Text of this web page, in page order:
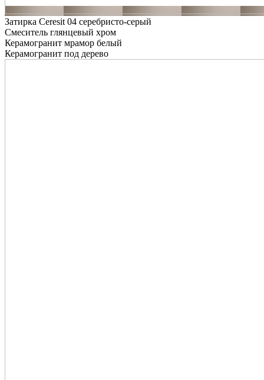
Затирка Ceresit 04 серебристо-серый
Смеситель глянцевый хром
Керамогранит мрамор белый
Керамогранит под дерево